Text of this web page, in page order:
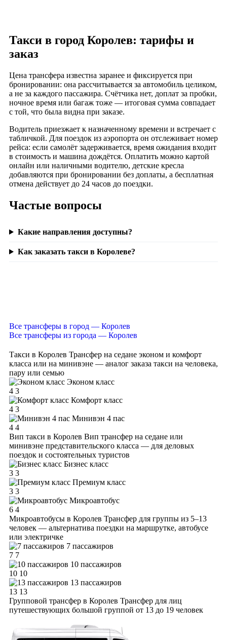
Такси в город Королев: тарифы и
заказ
Цена трансфера известна заранее и фиксируется при
бронировании: она рассчитывается за автомобиль целиком,
а не за каждого пассажира. Счётчика нет, доплат за пробки,
ночное время или багаж тоже — итоговая сумма совпадает
с той, что была видна при заказе.
Водитель приезжает к назначенному времени и встречает с
табличкой. Для поездок из аэропорта он отслеживает номер
рейса: если самолёт задерживается, время ожидания входит
в стоимость и машина дождётся. Оплатить можно картой
онлайн или наличными водителю, детские кресла
добавляются при бронировании без доплаты, а бесплатная
отмена действует до 24 часов до поездки.
Частые вопросы
Какие направления доступны?
Как заказать такси в Королеве?
Все трансферы в город — Королев
Все трансферы из города — Королев
Такси в Королев Трансфер на седане эконом и комфорт
класса или на минивэне — аналог заказа такси на человека,
пару или семью
Эконом класс
4 3
Комфорт класс
4 3
Минивэн 4 пас
4 4
Вип такси в Королев Вип трансфер на седане или
минивэне представительского класса — для деловых
поездок и состоятельных туристов
Бизнес класс
3 3
Премиум класс
3 3
Микроавтобус
6 4
Микроавтобусы в Королев Трансфер для группы из 5–13
человек — альтернатива поездки на маршрутке, автобусе
или электричке
7 пассажиров
7 7
10 пассажиров
10 10
13 пассажиров
13 13
Групповой трансфер в Королев Трансфер для лиц
путешествующих большой группой от 13 до 19 человек